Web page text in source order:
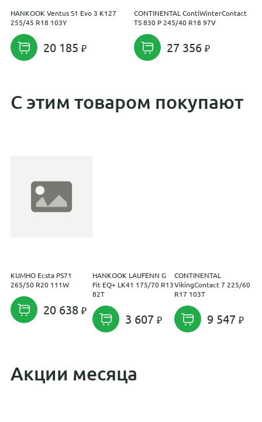
HANKOOK Ventus S1 Evo 3 K127
255/45 R18 103Y
20 185
CONTINENTAL ContiWinterContact
TS 830 P 245/40 R18 97V
27 356
С этим товаром покупают
KUMHO Ecsta PS71
265/50 R20 111W
20 638
HANKOOK LAUFENN G
Fit EQ+ LK41 175/70 R13
82T
3 607
CONTINENTAL
VikingContact 7 225/60
R17 103T
9 547
Акции месяца